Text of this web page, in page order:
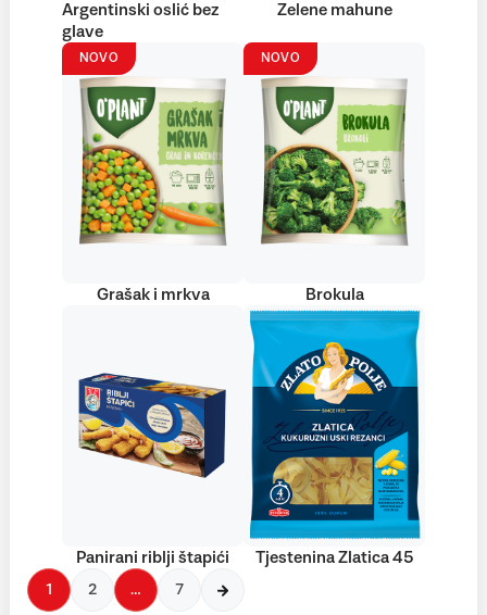
Argentinski oslić bez
glave
Zelene mahune
NOVO
Grašak i mrkva
NOVO
Brokula
Panirani riblji štapići Tjestenina Zlatica 45
1 2 … 7